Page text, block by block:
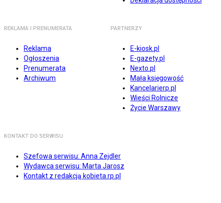
REKLAMA I PRENUMERATA
Reklama
Ogłoszenia
Prenumerata
Archiwum
PARTNERZY
E-kiosk.pl
E-gazety.pl
Nexto.pl
Mała księgowość
Kancelarierp.pl
Wieści Rolnicze
Życie Warszawy
KONTAKT DO SERWISU
Szefowa serwisu: Anna Zejdler
Wydawca serwisu: Marta Jarosz
Kontakt z redakcją kobieta.rp.pl